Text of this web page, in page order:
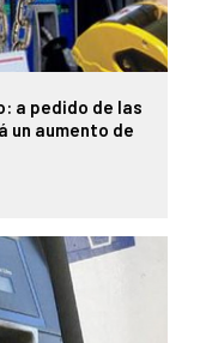
a pedido de las
un aumento de